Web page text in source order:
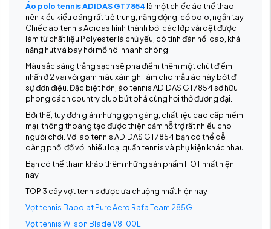
Áo polo tennis ADIDAS GT7854 là một chiếc áo thể thao
nên kiểu kiểu dáng rất trẻ trung, năng động, cổ polo, ngắn tay.
Chiếc áo tennis Adidas hình thành bởi các lớp vải dệt được
làm từ chất liệu Polyester là chủ yếu, có tính đàn hồi cao, khả
năng hút và bay hơi mồ hôi nhanh chóng.
Màu sắc sáng trắng sạch sẽ pha điểm thêm một chút điểm
nhấn ở 2 vai với gam màu xám ghi làm cho mẫu áo này bớt đi
sự đơn điệu. Đặc biệt hơn, áo tennis ADIDAS GT7854 sở hữu
phong cách country club bứt phá cùng hơi thở đương đại.
Bởi thế, tuy đơn giản nhưng gọn gàng, chất liệu cao cấp mềm
mại, thông thoáng tạo được thiện cảm hỗ trợ rất nhiều cho
người chơi. Với áo tennis ADIDAS GT7854 bạn có thể dễ
dàng phối đồ với nhiều loại quần tennis và phụ kiện khác nhau.
Bạn có thể tham khảo thêm những sản phẩm HOT nhất hiện
nay
TOP 3 cây vợt tennis được ưa chuộng nhất hiện nay
Vợt tennis Babolat Pure Aero Rafa Team 285G
Vợt tennis Wilson Blade V8 100L